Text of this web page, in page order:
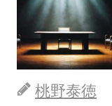
桃野泰徳